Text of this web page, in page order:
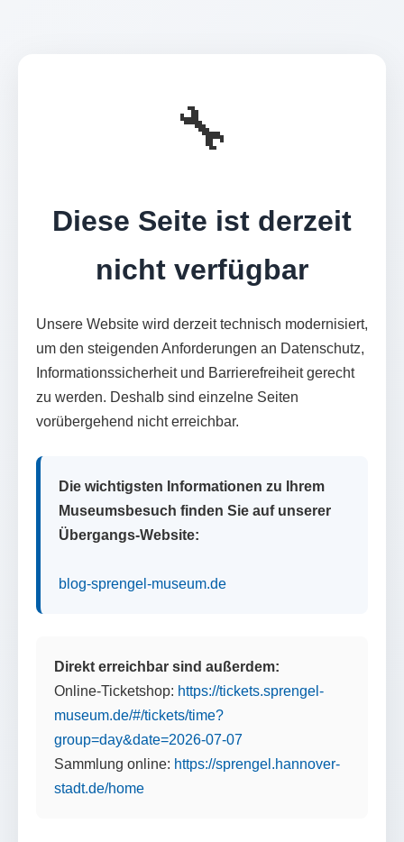
🔧
Diese Seite ist derzeit
nicht verfügbar
Unsere Website wird derzeit technisch modernisiert,
um den steigenden Anforderungen an Datenschutz,
Informationssicherheit und Barrierefreiheit gerecht
zu werden. Deshalb sind einzelne Seiten
vorübergehend nicht erreichbar.
Die wichtigsten Informationen zu Ihrem
Museumsbesuch finden Sie auf unserer
Übergangs-Website:
blog-sprengel-museum.de
Direkt erreichbar sind außerdem:
Online-Ticketshop: https://tickets.sprengel-
museum.de/#/tickets/time?
group=day&date=2026-07-07
Sammlung online: https://sprengel.hannover-
stadt.de/home